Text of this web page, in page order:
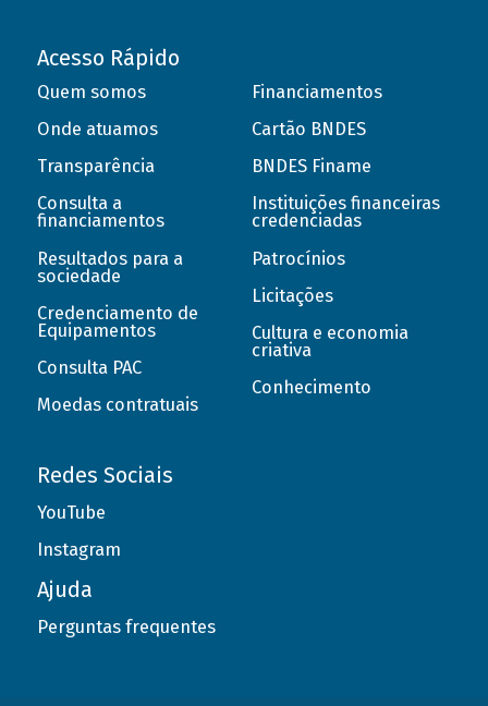
Acesso Rápido
Quem somos
Onde atuamos
Transparência
Consulta a
financiamentos
Resultados para a
sociedade
Credenciamento de
Equipamentos
Consulta PAC
Moedas contratuais
Financiamentos
Cartão BNDES
BNDES Finame
Instituições financeiras
credenciadas
Patrocínios
Licitações
Cultura e economia
criativa
Conhecimento
Redes Sociais
YouTube
Instagram
Ajuda
Perguntas frequentes